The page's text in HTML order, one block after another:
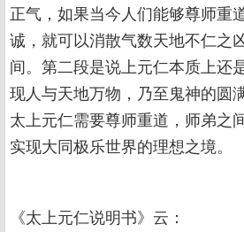
正气，如果当今人们能够尊师重
诚，就可以消散气数天地不仁之
间。第二段是说上元仁本质上还
现人与天地万物，乃至鬼神的圆
太上元仁需要尊师重道，师弟之
实现大同极乐世界的理想之境。
《太上元仁说明书》云：